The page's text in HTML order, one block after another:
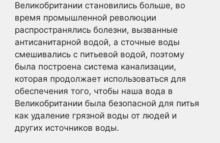
Великобритании становились больше, во
время промышленной революции
распространялись болезни, вызванные
антисанитарной водой, а сточные воды
смешивались с питьевой водой, поэтому
была построена система канализации,
которая продолжает использоваться для
обеспечения того, чтобы наша вода в
Великобритании была безопасной для питья
как удаление грязной воды от людей и
других источников воды.